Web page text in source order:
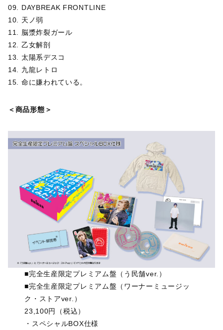
09. DAYBREAK FRONTLINE
10. 天ノ弱
11. 脳漿炸裂ガール
12. 乙女解剖
13. 太陽系デスコ
14. 九龍レトロ
15. 命に嫌われている。
＜商品形態＞
■完全生産限定プレミアム盤（う民舗ver.）
■完全生産限定プレミアム盤（ワーナーミュージッ
ク・ストアver.）
23,100円（税込）
・スペシャルBOX仕様